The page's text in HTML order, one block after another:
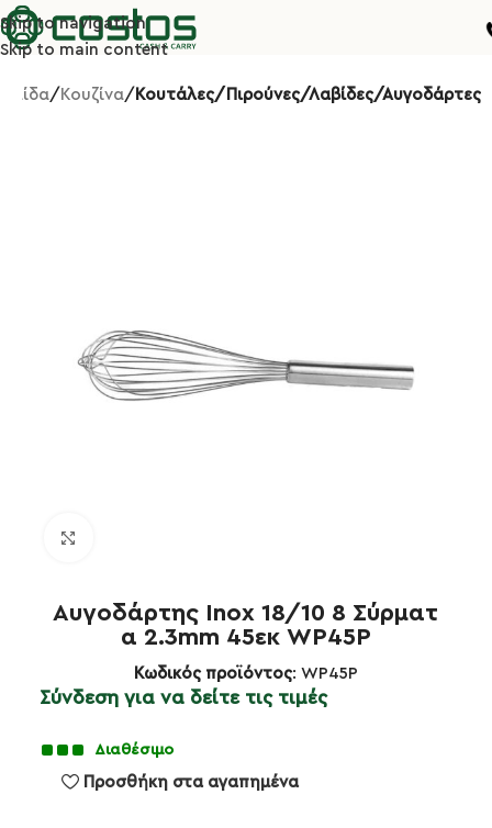
Skip to navigation
Skip to main content
Κουζίνα Κουτάλες/Πιρούνες/Λαβίδες/Αυγοδάρτες
Αυγοδάρτης Inox 18/10 8 Σύρματ
α 2.3mm 45εκ WP45P
Κωδικός προϊόντος: WP45P
Σύνδεση για να δείτε τις τιμές
Διαθέσιμο
Προσθήκη στα αγαπημένα